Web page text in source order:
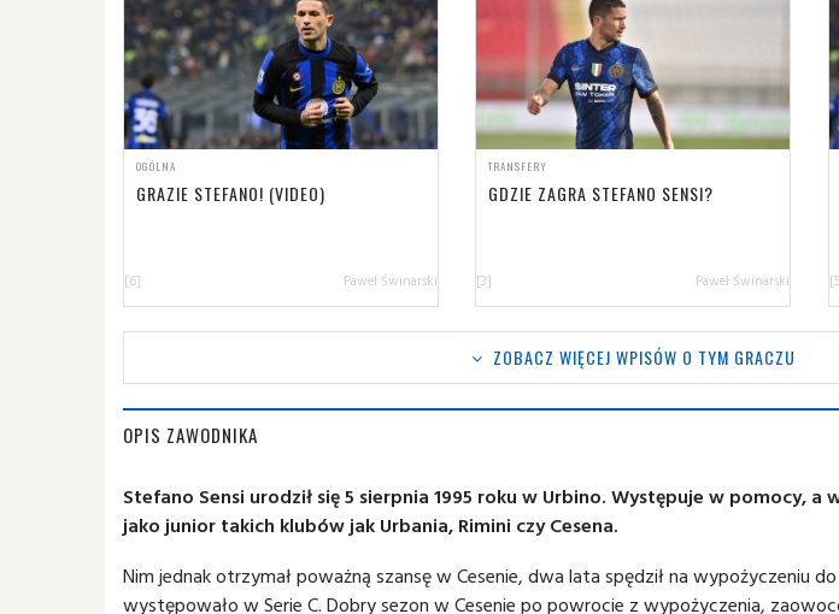
OGÓLNA
GRAZIE STEFANO! (VIDEO)
[6] Paweł Świnarski
TRANSFERY
GDZIE ZAGRA STEFANO SENSI?
[3] Paweł Świnarski
ZOBACZ WIĘCEJ WPISÓW O TYM GRACZU
OPIS ZAWODNIKA
Stefano Sensi urodził się 5 sierpnia 1995 roku w Urbino. Występuje w pomocy, a
jako junior takich klubów jak Urbania, Rimini czy Cesena.
Nim jednak otrzymał poważną szansę w Cesenie, dwa lata spędził na wypożyczeniu
występowało w Serie C. Dobry sezon w Cesenie po powrocie z wypożyczenia,